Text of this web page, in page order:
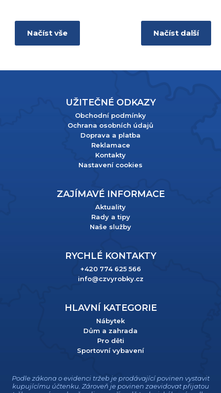
Načíst vše Načíst další
UŽITEČNÉ ODKAZY
Obchodní podmínky
Ochrana osobních údajů
Doprava a platba
Reklamace
Kontakty
Nastavení cookies
ZAJÍMAVÉ INFORMACE
Aktuality
Rady a tipy
Naše služby
RYCHLÉ KONTAKTY
+420 774 625 566
info@czvyrobky.cz
HLAVNÍ KATEGORIE
Nábytek
Dům a zahrada
Pro děti
Sportovní vybavení
Podle zákona o evidenci tržeb je prodávající povinen vystavit
kupujícímu účtenku. Zároveň je povinen zaevidovat přijatou